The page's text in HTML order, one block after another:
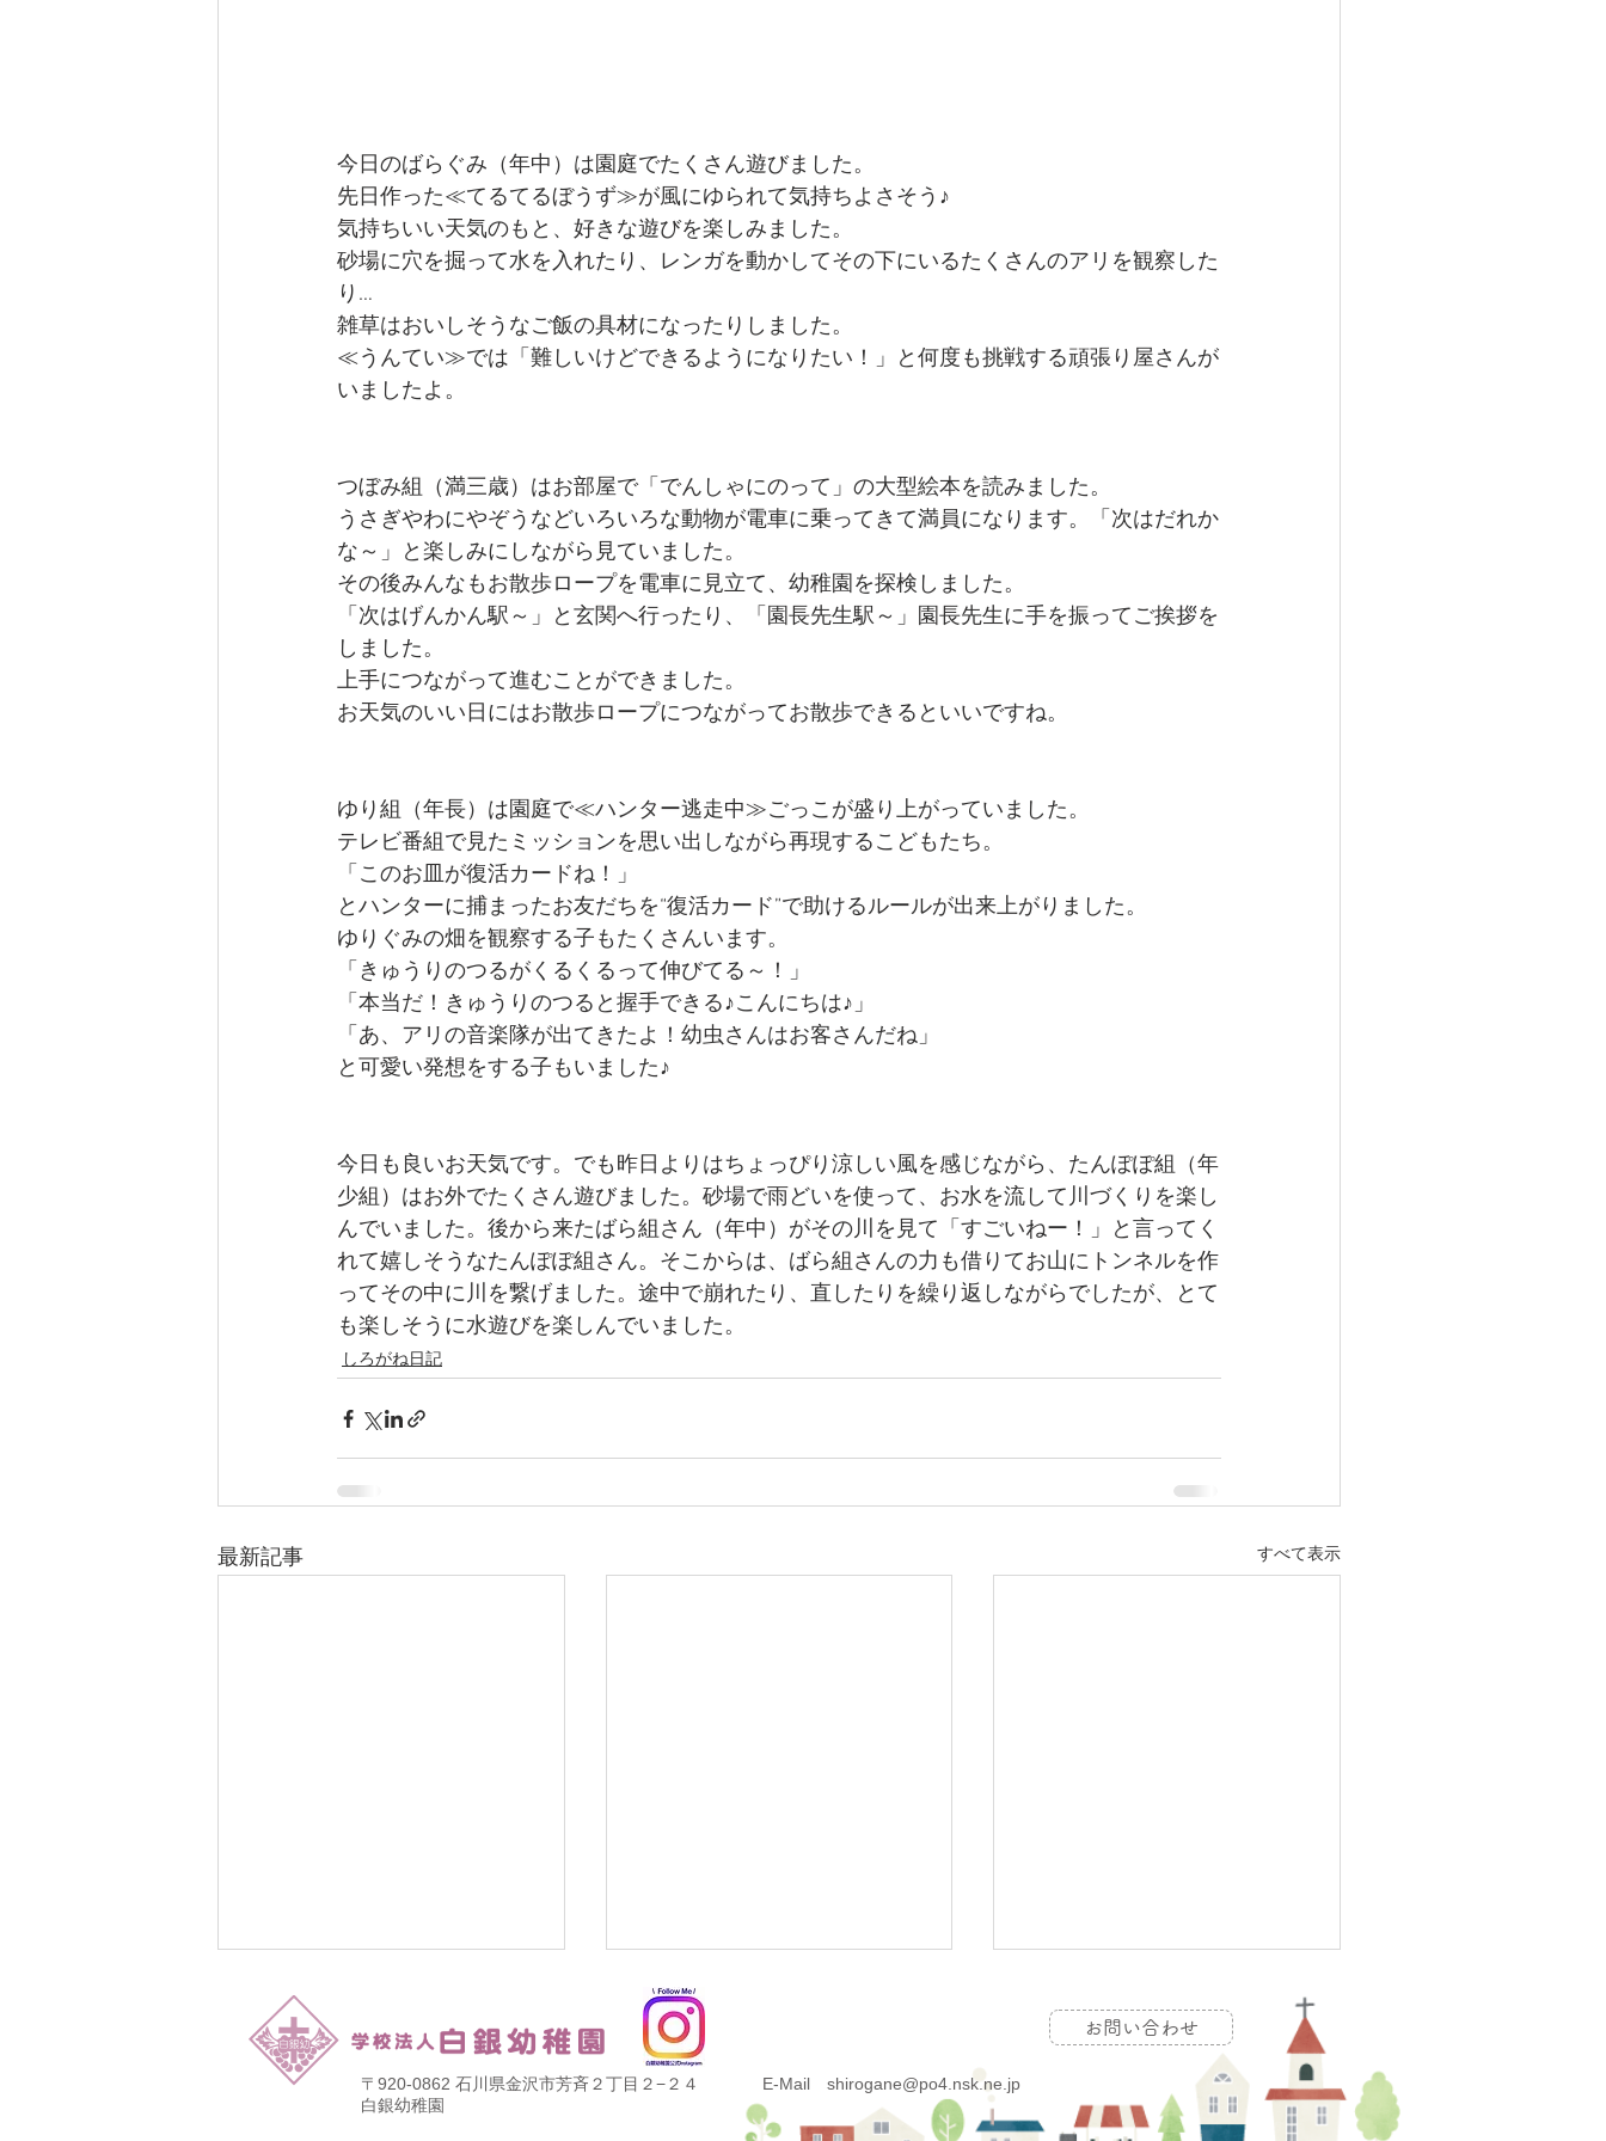
今日のばらぐみ（年中）は園庭でたくさん遊びました。
先日作った≪てるてるぼうず≫が風にゆられて気持ちよさそう♪
気持ちいい天気のもと、好きな遊びを楽しみました。
砂場に穴を掘って水を入れたり、レンガを動かしてその下にいるたくさんのアリを観察した
り…
雑草はおいしそうなご飯の具材になったりしました。
≪うんてい≫では「難しいけどできるようになりたい！」と何度も挑戦する頑張り屋さんが
いましたよ。
つぼみ組（満三歳）はお部屋で「でんしゃにのって」の大型絵本を読みました。
うさぎやわにやぞうなどいろいろな動物が電車に乗ってきて満員になります。「次はだれか
な～」と楽しみにしながら見ていました。
その後みんなもお散歩ロープを電車に見立て、幼稚園を探検しました。
「次はげんかん駅～」と玄関へ行ったり、「園長先生駅～」園長先生に手を振ってご挨拶を
しました。
上手につながって進むことができました。
お天気のいい日にはお散歩ロープにつながってお散歩できるといいですね。
ゆり組（年長）は園庭で≪ハンター逃走中≫ごっこが盛り上がっていました。
テレビ番組で見たミッションを思い出しながら再現するこどもたち。
「このお皿が復活カードね！」
とハンターに捕まったお友だちを“復活カード”で助けるルールが出来上がりました。
ゆりぐみの畑を観察する子もたくさんいます。
「きゅうりのつるがくるくるって伸びてる～！」
「本当だ！きゅうりのつると握手できる♪こんにちは♪」
「あ、アリの音楽隊が出てきたよ！幼虫さんはお客さんだね」
と可愛い発想をする子もいました♪
今日も良いお天気です。でも昨日よりはちょっぴり涼しい風を感じながら、たんぽぽ組（年
少組）はお外でたくさん遊びました。砂場で雨どいを使って、お水を流して川づくりを楽し
んでいました。後から来たばら組さん（年中）がその川を見て「すごいねー！」と言ってく
れて嬉しそうなたんぽぽ組さん。そこからは、ばら組さんの力も借りてお山にトンネルを作
ってその中に川を繋げました。途中で崩れたり、直したりを繰り返しながらでしたが、とて
も楽しそうに水遊びを楽しんでいました。
しろがね日記
最新記事 すべて表示
〒920-0862 石川県金沢市芳斉２丁目２−２４
​白銀幼稚園
E-Mail shirogane@po4.nsk.ne.jp
お問い合わせ